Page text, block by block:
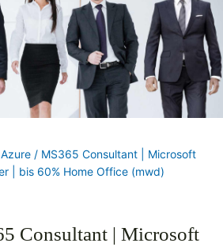
Azure / MS365 Consultant | Microsoft
| bis 60% Home Office (mwd)
Consultant | Microsoft